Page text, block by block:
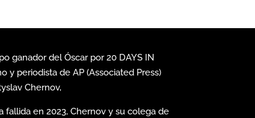
ganador del Óscar por 20 DAYS IN
y periodista de AP (Associated Press)
Chernov,
fallida en 2023, Chernov y su colega de